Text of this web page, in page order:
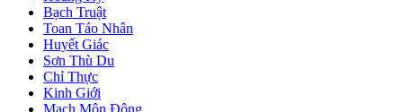
Bạch Truật
Toan Táo Nhân
Huyết Giác
Sơn Thù Du
Chỉ Thực
Kinh Giới
Mạch Môn Đông